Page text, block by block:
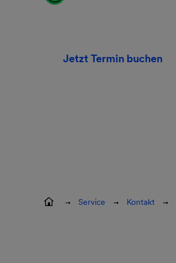
Jetzt Termin buchen
Service Kontakt